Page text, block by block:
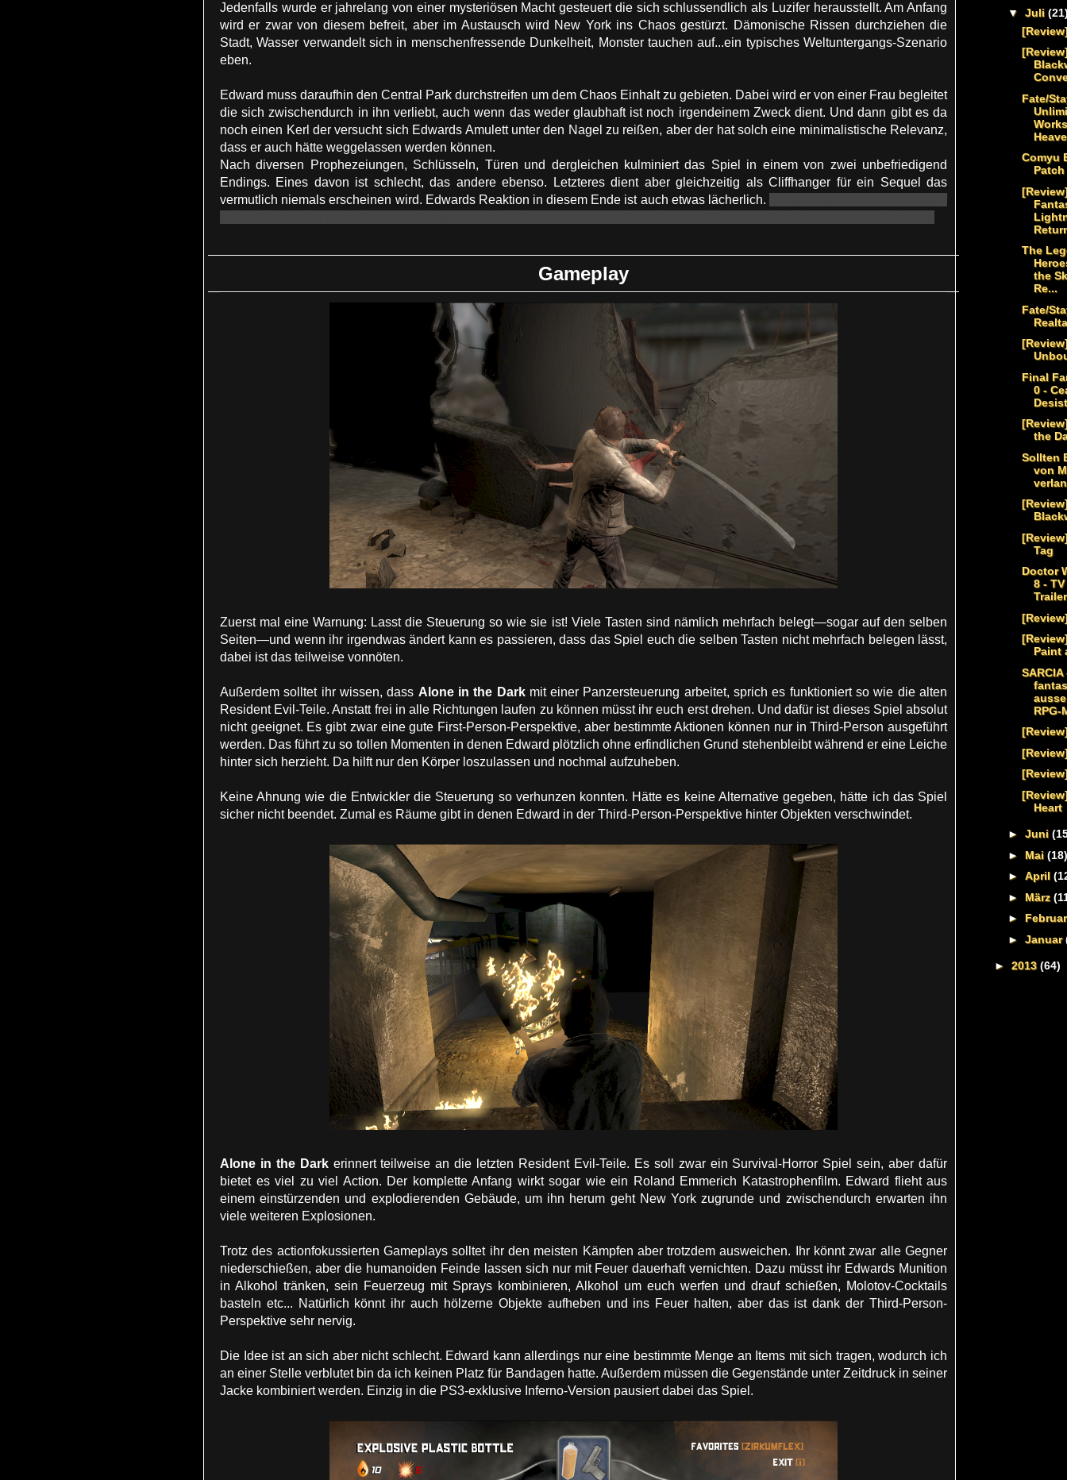
Jedenfalls wurde er jahrelang von einer mysteriösen Macht gesteuert die sich schlussendlich als Luzifer herausstellt. Am Anfang
wird er zwar von diesem befreit, aber im Austausch wird New York ins Chaos gestürzt. Dämonische Rissen durchziehen die
Stadt, Wasser verwandelt sich in menschenfressende Dunkelheit, Monster tauchen auf...ein typisches Weltuntergangs-Szenario
eben.
Edward muss daraufhin den Central Park durchstreifen um dem Chaos Einhalt zu gebieten. Dabei wird er von einer Frau begleitet
die sich zwischendurch in ihn verliebt, auch wenn das weder glaubhaft ist noch irgendeinem Zweck dient. Und dann gibt es da
noch einen Kerl der versucht sich Edwards Amulett unter den Nagel zu reißen, aber der hat solch eine minimalistische Relevanz,
dass er auch hätte weggelassen werden können.
Nach diversen Prophezeiungen, Schlüsseln, Türen und dergleichen kulminiert das Spiel in einem von zwei unbefriedigend
Endings. Eines davon ist schlecht, das andere ebenso. Letzteres dient aber gleichzeitig als Cliffhanger für ein Sequel das
vermutlich niemals erscheinen wird. Edwards Reaktion in diesem Ende ist auch etwas lächerlich.
Gameplay
Zuerst mal eine Warnung: Lasst die Steuerung so wie sie ist! Viele Tasten sind nämlich mehrfach belegt—sogar auf den selben
Seiten—und wenn ihr irgendwas ändert kann es passieren, dass das Spiel euch die selben Tasten nicht mehrfach belegen lässt,
dabei ist das teilweise vonnöten.
Außerdem solltet ihr wissen, dass Alone in the Darkmit einer Panzersteuerung arbeitet, sprich es funktioniert so wie die alten
Resident Evil-Teile. Anstatt frei in alle Richtungen laufen zu können müsst ihr euch erst drehen. Und dafür ist dieses Spiel absolut
nicht geeignet. Es gibt zwar eine gute First-Person-Perspektive, aber bestimmte Aktionen können nur in Third-Person ausgeführt
werden. Das führt zu so tollen Momenten in denen Edward plötzlich ohne erfindlichen Grund stehenbleibt während er eine Leiche
hinter sich herzieht. Da hilft nur den Körper loszulassen und nochmal aufzuheben.
Keine Ahnung wie die Entwickler die Steuerung so verhunzen konnten. Hätte es keine Alternative gegeben, hätte ich das Spiel
sicher nicht beendet. Zumal es Räume gibt in denen Edward in der Third-Person-Perspektive hinter Objekten verschwindet.
Alone in the Darkerinnert teilweise an die letzten Resident Evil-Teile. Es soll zwar ein Survival-Horror Spiel sein, aber dafür
bietet es viel zu viel Action. Der komplette Anfang wirkt sogar wie ein Roland Emmerich Katastrophenfilm. Edward flieht aus
einem einstürzenden und explodierenden Gebäude, um ihn herum geht New York zugrunde und zwischendurch erwarten ihn
viele weiteren Explosionen.
Trotz des actionfokussierten Gameplays solltet ihr den meisten Kämpfen aber trotzdem ausweichen. Ihr könnt zwar alle Gegner
niederschießen, aber die humanoiden Feinde lassen sich nur mit Feuer dauerhaft vernichten. Dazu müsst ihr Edwards Munition
in Alkohol tränken, sein Feuerzeug mit Sprays kombinieren, Alkohol um euch werfen und drauf schießen, Molotov-Cocktails
basteln etc... Natürlich könnt ihr auch hölzerne Objekte aufheben und ins Feuer halten, aber das ist dank der Third-Person-
Perspektive sehr nervig.
Die Idee ist an sich aber nicht schlecht. Edward kann allerdings nur eine bestimmte Menge an Items mit sich tragen, wodurch ich
an einer Stelle verblutet bin da ich keinen Platz für Bandagen hatte. Außerdem müssen die Gegenstände unter Zeitdruck in seiner
Jacke kombiniert werden. Einzig in die PS3-exklusive Inferno-Version pausiert dabei das Spiel.
▼ Juli
Fate/
Comyu
Patch
The
the
Re...
Fate/
Final
0 -
Desist
the
Sollten
von
Tag
Doctor
8 -
Trailer
Paint
SARCIA
RPG-
Heart
► Juni
► Mai (18)
► April
► März
►
► Januar
► 2013(64)